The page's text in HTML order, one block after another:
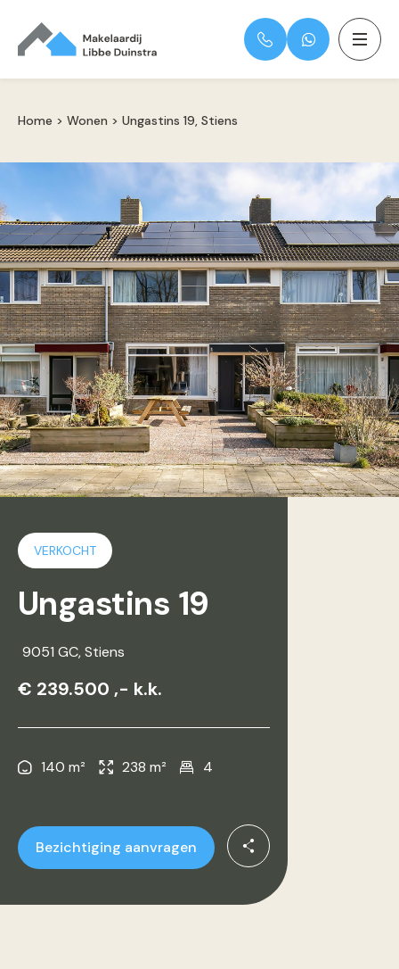
Home > Wonen > Ungastins 19, Stiens
VERKOCHT
Ungastins 19
9051 GC, Stiens
€ 239.500 ,- k.k.
140 m² 238 m² 4
Bezichtiging aanvragen